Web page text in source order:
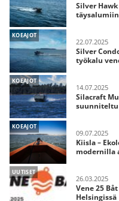
Silver Hawk
KOEAJOT
22.07.2025
Silver
työkalu
KOEAJOT
14.07.2025
Silacraft
suunniteltu
KOEAJOT
09.07.2025
Kiisla –
modernilla
UUTISET
26.03.2025
Vene 25
Helsingissä